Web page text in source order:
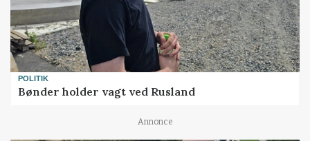
POLITIK
Bønder holder vagt ved Rusland
Annonce